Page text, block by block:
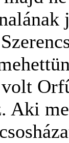
Aki